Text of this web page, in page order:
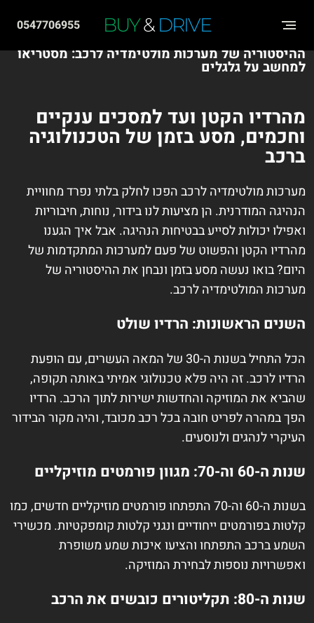
בְּאֲתָר
מַעֲרֶכֶת
"נָגִישׁ
בִּקְלִיק"
הַמְּסַיַּעַת
לִנְגִישׁוּת
הָאֲתָר.
BUY&DRIVE
0547706955
ההיסטוריה של מערכות מולטימדיה לרכב: מסטריאו
למחשב על גלגלים
מהרדיו הקטן ועד למסכים ענקיים
וחכמים, מסע בזמן של הטכנולוגיה
ברכב
מערכות מולטימדיה לרכב הפכו לחלק בלתי נפרד מחוויית
הנהיגה המודרנית. הן מציעות לנו בידור, נוחות, חיבוריות
ואפילו יכולות לסייע בבטיחות הנהיגה. אבל איך הגענו
מהרדיו הקטן והפשוט של פעם למערכות המתקדמות של
היום? בואו נעשה מסע בזמן ונבחן את ההיסטוריה של
מערכות המולטימדיה לרכב.
השנים הראשונות: הרדיו שולט
הכל התחיל בשנות ה-30 של המאה העשרים, עם הופעת
הרדיו לרכב. זה היה פלא טכנולוגי אמיתי באותה תקופה,
שהביא את המוזיקה והחדשות ישירות לתוך הרכב. הרדיו
הפך במהרה לפריט חובה בכל רכב מכובד, והיה מקור הבידור
העיקרי לנהגים ולנוסעים.
שנות ה-60 וה-70: מגוון פורמטים מוזיקליים
בשנות ה-60 וה-70 התפתחו פורמטים מוזיקליים חדשים, כמו
קלטות בפורמטים ייחודיים ונגני קלטות קומפקטיות. מכשירי
השמע ברכב התפתחו והציעו איכות שמע משופרת
ואפשרויות נוספות לבחירת המוזיקה.
שנות ה-80: תקליטורים כובשים את הרכב